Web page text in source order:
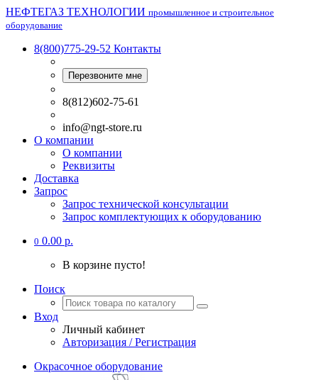
НЕФТЕГАЗ ТЕХНОЛОГИИ промышленное и строительное
оборудование
8(800)775-29-52 Контакты
Перезвоните мне
8(812)602-75-61
info@ngt-store.ru
О компании
О компании
Реквизиты
Доставка
Запрос
Запрос технической консультации
Запрос комплектующих к оборудованию
0 0.00 р.
В корзине пусто!
Поиск
Вход
Личный кабинет
Авторизация / Регистрация
Окрасочное оборудование